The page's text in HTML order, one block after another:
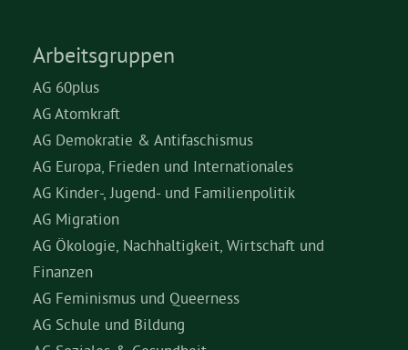
Arbeitsgruppen
AG 60plus
AG Atomkraft
AG Demokratie & Antifaschismus
AG Europa, Frieden und Internationales
AG Kinder-, Jugend- und Familienpolitik
AG Migration
AG Ökologie, Nachhaltigkeit, Wirtschaft und
Finanzen
AG Feminismus und Queerness
AG Schule und Bildung